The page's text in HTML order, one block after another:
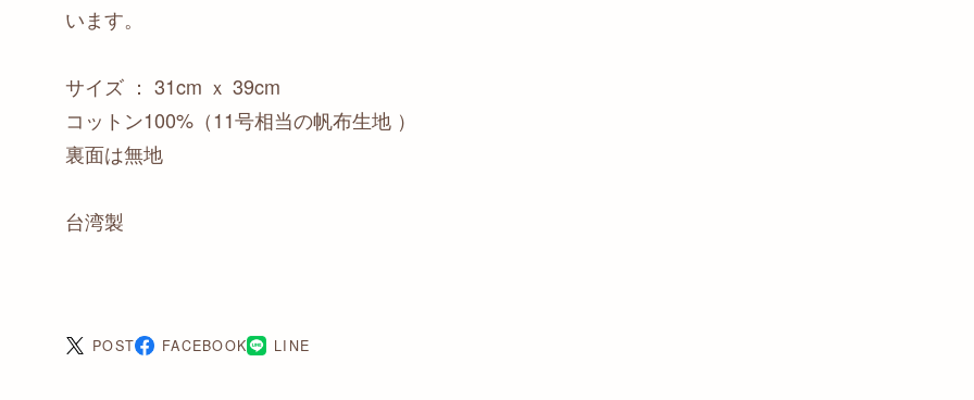
います。
サイズ ： 31cm ｘ 39cm
コットン100%（11号相当の帆布生地 ）
裏面は無地
台湾製
POST FACEBOOK LINE